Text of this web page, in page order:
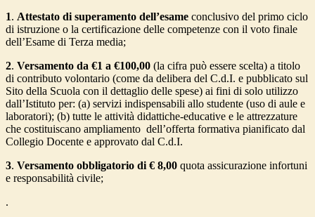
1. Attestato di superamento dell’esame conclusivo del primo ciclo
di istruzione o la certificazione delle competenze con il voto finale
dell’Esame di Terza media;
2. Versamento da €1 a €100,00 (la cifra può essere scelta) a titolo
di contributo volontario (come da delibera del C.d.I. e pubblicato sul
Sito della Scuola con il dettaglio delle spese) ai fini di solo utilizzo
dall’Istituto per: (a) servizi indispensabili allo studente (uso di aule e
laboratori); (b) tutte le attività didattiche-educative e le attrezzature
che costituiscano ampliamento dell’offerta formativa pianificato dal
Collegio Docente e approvato dal C.d.I.
3. Versamento obbligatorio di € 8,00 quota assicurazione infortuni
e responsabilità civile;
.